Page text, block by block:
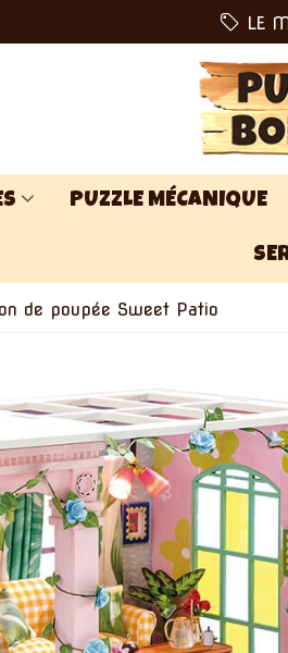
LE
PUZZLE MÉCANIQUE
de poupée Sweet Patio